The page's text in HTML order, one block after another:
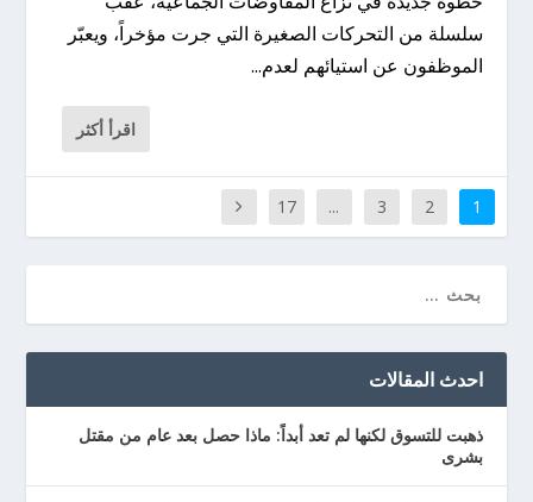
سلسلة من التحركات الصغيرة التي جرت مؤخراً، ويعبّر
الموظفون عن استيائهم لعدم...
اقرأ أكثر
1
2
3
...
17
احدث المقالات
ذهبت للتسوق لكنها لم تعد أبداً: ماذا حصل بعد عام من مقتل
بشرى